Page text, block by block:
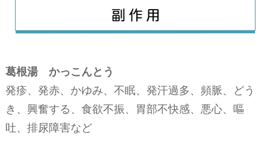
葛根湯 かっこんとう
発疹、発赤、かゆみ、不眠、発汗過多、頻脈、どう
き、興奮する、食欲不振、胃部不快感、悪心、嘔
吐、排尿障害など